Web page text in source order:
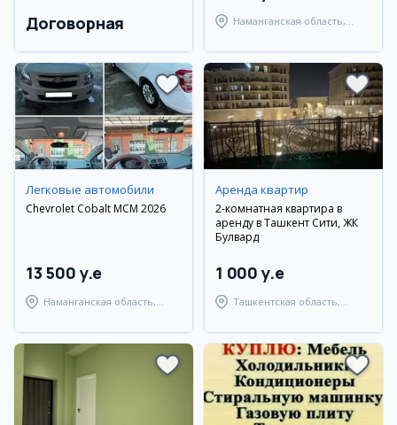
Договорная
Наманганская область,
Легковые автомобили
Chevrolet Cobalt MCM 2026
13 500 y.e
Наманганская область,
Аренда квартир
2-комнатная квартира в
аренду в Ташкент Сити, ЖК
Булвард
1 000 y.e
Ташкентская область,